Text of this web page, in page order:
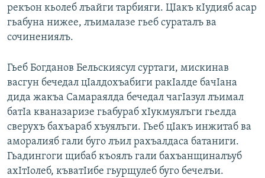
рекъон кьолеб лъайги тарбияги. ЦIакъ кIудияб асар
гьабуна нижее, лъималазе гьеб сураталъ ва
сочинениялъ.
Гьеб Богданов Бельскиясул суртаги, мискинав
васгун бечедал цIалдохъабиги ракIалде бачIана
дида жакъа Самараялда бечедал чагIазул лъимал
батIа кваназаризе гьабураб хIукмуялъги гьелда
сверухъ бахъараб хъуялъги. Гьеб цIакъ инжитаб ва
аморалияб гали буго лъил рахъалдаса батаниги.
Гьадингоги щибаб къоялъ гали бахъанщиналъуб
ахIтIолеб, къватIибе гьурщулеб буго бечелъи.